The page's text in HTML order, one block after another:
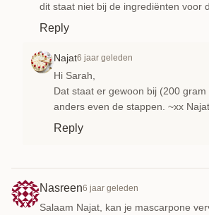
dit staat niet bij de ingrediënten voor
Reply
Najat6 jaar geleden
Hi Sarah,
Dat staat er gewoon bij (200
anders even de stappen. ~xx Najat
Reply
Nasreen6 jaar geleden
Salaam Najat, kan je mascarpone